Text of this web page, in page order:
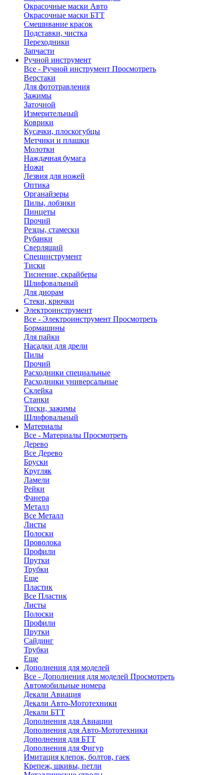
Окрасочные маски Авто
Окрасочные маски БТТ
Смешивание красок
Подставки, чистка
Переходники
Запчасти
Ручной инструмент
Все - Ручной инструмент Просмотреть
Верстаки
Для фототравления
Зажимы
Заточной
Измерительный
Коврики
Кусачки, плоскогубцы
Метчики и плашки
Молотки
Наждачная бумага
Ножи
Лезвия для ножей
Оптика
Органайзеры
Пилы, лобзики
Пинцеты
Прочий
Резцы, стамески
Рубанки
Сверлящий
Специнструмент
Тиски
Тиснение, скрайберы
Шлифовальный
Для диорам
Стеки, крючки
Электроинструмент
Все - Электроинструмент Просмотреть
Бормашины
Для пайки
Насадки для дрели
Пилы
Прочий
Расходники специальные
Расходники универсальные
Склейка
Станки
Тиски, зажимы
Шлифовальный
Материалы
Все - Материалы Просмотреть
Дерево
Все Дерево
Бруски
Кругляк
Ламели
Рейки
Фанера
Металл
Все Металл
Листы
Полоски
Проволока
Профили
Прутки
Трубки
Еще
Пластик
Все Пластик
Листы
Полоски
Профили
Прутки
Сайдинг
Трубки
Еще
Дополнения для моделей
Все - Дополнения для моделей Просмотреть
Автомобильные номера
Декали Авиация
Декали Авто-Мототехники
Декали БТТ
Дополнения для Авиации
Дополнения для Авто-Мототехники
Дополнения для БТТ
Дополнения для Фигур
Имитация клепок, болтов, гаек
Крепеж, шкивы, петли